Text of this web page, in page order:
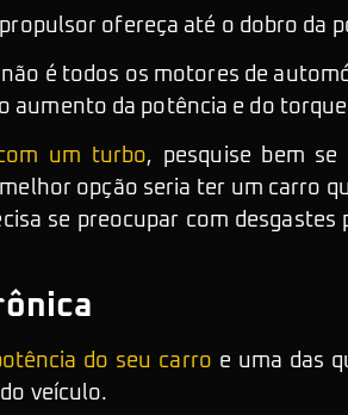
ofereça até o dobro da
é todos os motores de
aumento da potência e do
um turbo, pesquise bem
opção seria ter um carro
se preocupar com desgastes
do seu carro e uma das
veículo.